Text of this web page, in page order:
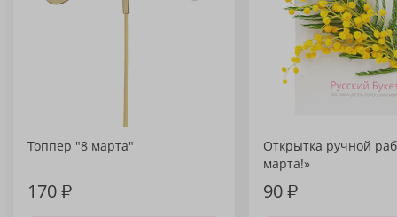
Топпер "8 марта"
170₽
Открытка ручной
марта!»
90₽